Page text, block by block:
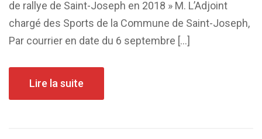
de rallye de Saint-Joseph en 2018 » M. L’Adjoint
chargé des Sports de la Commune de Saint-Joseph,
Par courrier en date du 6 septembre […]
Lire la suite